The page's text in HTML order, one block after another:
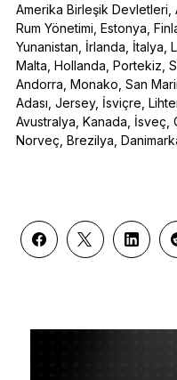
Amerika Birleşik Devletleri,
Rum Yönetimi, Estonya,
Yunanistan, İrlanda, İtalya,
Malta, Hollanda, Portekiz,
Andorra, Monako, San
Adası, Jersey, İsviçre,
Avustralya, Kanada, İsveç,
Norveç, Brezilya,